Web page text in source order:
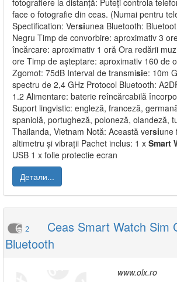
fotografiere la distanță: Puteți controla
face o fotografie din ceas. (Numai pentru
Spectification: Versiunea Bluetooth:
Negru Timp de convorbire: aproximativ 3
încărcare: aproximativ 1 oră Ora redării
ore Timp de așteptare: aproximativ 160 de
Zgomot: 75dB Interval de transmisie: 10m
spectru de 2,4 GHz Protocol Bluetooth:
1.2 Alimentare: baterie reîncărcabilă
Suport lingvistic: engleză, franceză,
spaniolă, portugheză, poloneză, olandeză,
Thailanda, Vietnam Notă: Această versiune
altimetru și vibrații Pachet inclus: 1 x Smart
USB 1 x folie protectie ecran
Детали...
2
Ceas Smart Watch Sim
Bluetooth
www.olx.ro